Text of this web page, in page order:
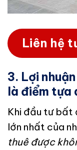
Liên hệ
3. Lợi
là điểm tựa
Khi đầu tư bất
lớn nhất của
thuê được